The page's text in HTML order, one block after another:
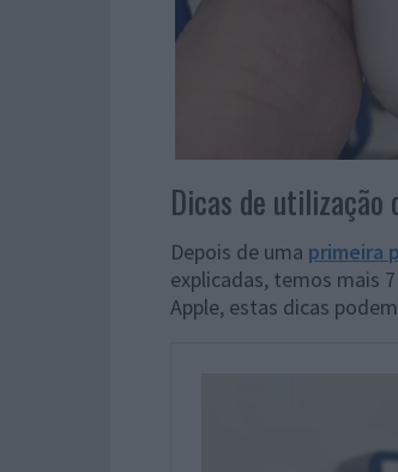
Dicas de utilização
Depois de uma primeira
explicadas, temos mais
Apple, estas dicas